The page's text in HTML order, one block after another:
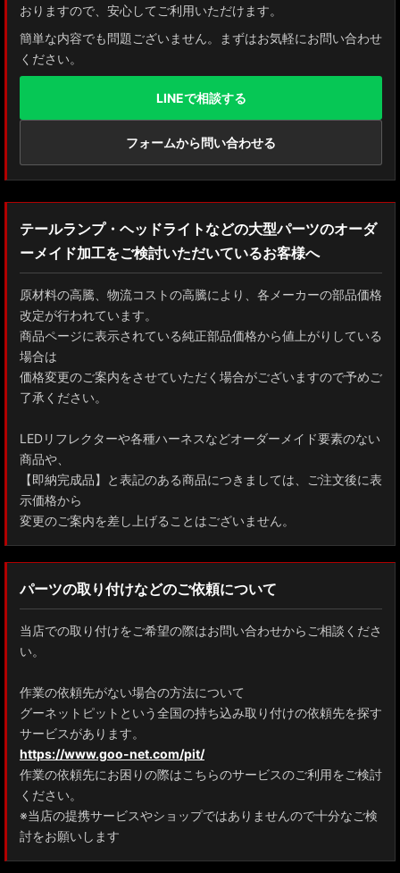
おりますので、安心してご利用いただけます。
簡単な内容でも問題ございません。まずはお気軽にお問い合わせ
ください。
LINEで相談する
フォームから問い合わせる
テールランプ・ヘッドライトなどの大型パーツのオーダ
ーメイド加工をご検討いただいているお客様へ
原材料の高騰、物流コストの高騰により、各メーカーの部品価格
改定が行われています。
商品ページに表示されている純正部品価格から値上がりしている
場合は
価格変更のご案内をさせていただく場合がございますので予めご
了承ください。
LEDリフレクターや各種ハーネスなどオーダーメイド要素のない
商品や、
【即納完成品】と表記のある商品につきましては、ご注文後に表
示価格から
変更のご案内を差し上げることはございません。
パーツの取り付けなどのご依頼について
当店での取り付けをご希望の際はお問い合わせからご相談くださ
い。
作業の依頼先がない場合の方法について
グーネットピットという全国の持ち込み取り付けの依頼先を探す
サービスがあります。
https://www.goo-net.com/pit/
作業の依頼先にお困りの際はこちらのサービスのご利用をご検討
ください。
※当店の提携サービスやショップではありませんので十分なご検
討をお願いします